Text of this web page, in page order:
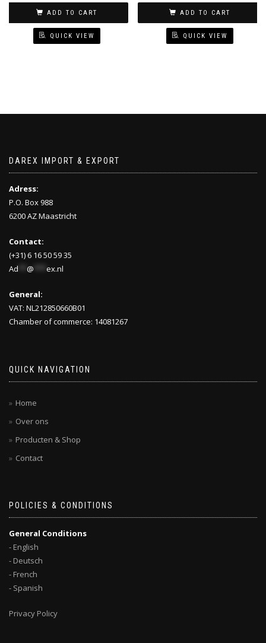
ADD TO CART
QUICK VIEW
ADD TO CART
QUICK VIEW
DAREX IMPORT & EXPORT
Adress:
P.O. Box 988
6200 AZ Maastricht
Contact:
(+31) 6 16 50 59 35
Ad
@ ex.nl
General:
VAT: NL212850660B01
Chamber of commerce: 14081267
QUICK NAVIGATION
Home
Over ons
Producten & Shop
Contact
POLICIES & CONDITIONS
General Conditions
- English
- Deutsch
- French
- Spanish
Privacy Policy